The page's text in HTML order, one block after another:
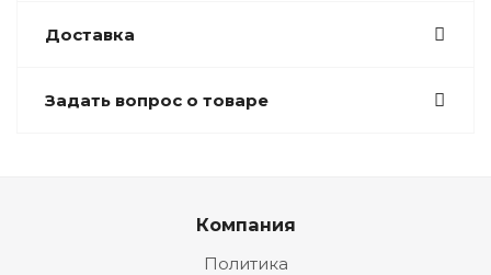
Доставка
Задать вопрос о товаре
Компания
Политика